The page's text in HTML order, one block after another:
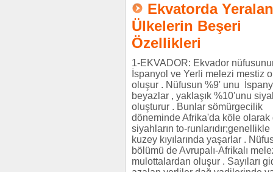
Ekvatorda Yeralan
Ülkelerin Beşeri
Özellikleri
1-EKVADOR: Ekvador
İspanyol ve Yerli melezi mestiz
oluşur . Nüfusun %9' unu
beyazlar , yaklaşık %10'unu
oluşturur . Bunlar sömürgecilik
döneminde Afrika'da köle olarak
siyahların to-
kuzey kıyılarında yaşarlar .
bölümü de Avrupalı-Afrikalı
mulottalardan oluşur . Sayıları